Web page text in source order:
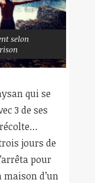
selon
qui se
3 de ses
jours de
pour
d’un